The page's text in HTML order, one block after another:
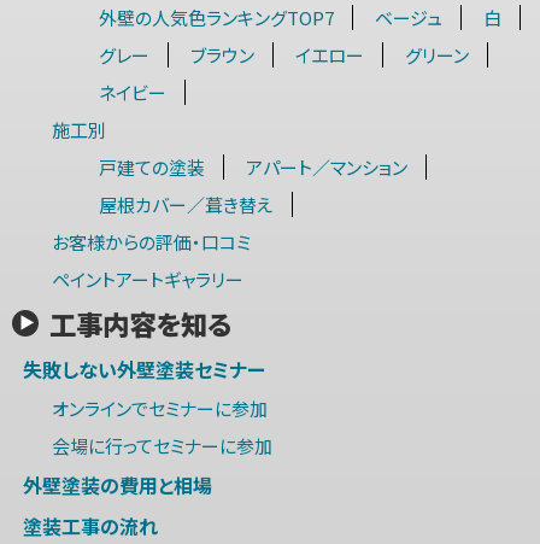
外壁の人気色ランキングTOP7
ベージュ
白
グレー
ブラウン イエロー
グリーン
ネイビー
施工別
戸建ての塗装
アパート／マンション
屋根カバー／葺き替え
お客様からの評価・口コミ
ペイントアートギャラリー
工事内容を知る
失敗しない外壁塗装セミナー
オンラインでセミナーに参加
会場に行ってセミナーに参加
外壁塗装の費用と相場
塗装工事の流れ